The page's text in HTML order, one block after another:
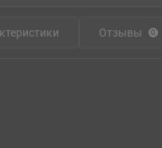
Отзывы 0